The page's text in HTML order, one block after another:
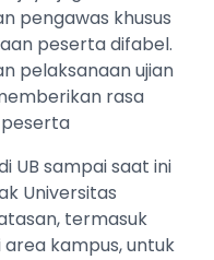
pengawas khusus
peserta difabel.
pelaksanaan ujian
rasa
UB sampai saat ini
Universitas
termasuk
kampus, untuk